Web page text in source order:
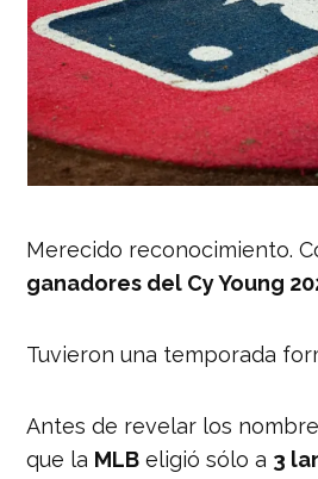
Merecido reconocimiento.
ganadores del Cy Young
Tuvieron una temporada
Antes de revelar los
que la MLB eligió sólo a 3